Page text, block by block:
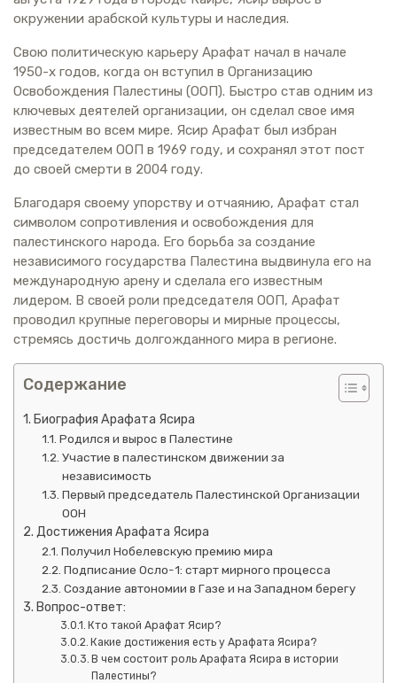
окружении арабской культуры и наследия.
Свою политическую карьеру Арафат начал в начале
1950-х годов, когда он вступил в Организацию
Освобождения Палестины (ООП). Быстро став одним из
ключевых деятелей организации, он сделал свое имя
известным во всем мире. Ясир Арафат был избран
председателем ООП в 1969 году, и сохранял этот пост
до своей смерти в 2004 году.
Благодаря своему упорству и отчаянию, Арафат стал
символом сопротивления и освобождения для
палестинского народа. Его борьба за создание
независимого государства Палестина выдвинула его на
международную арену и сделала его известным
лидером. В своей роли председателя ООП, Арафат
проводил крупные переговоры и мирные процессы,
стремясь достичь долгожданного мира в регионе.
Содержание
Биография Арафата Ясира
Родился и вырос в Палестине
Участие в палестинском движении за
независимость
Первый председатель Палестинской Организации
ООН
Достижения Арафата Ясира
Получил Нобелевскую премию мира
Подписание Осло-1: старт мирного процесса
Создание автономии в Газе и на Западном берегу
Вопрос-ответ:
Кто такой Арафат Ясир?
Какие достижения есть у Арафата Ясира?
В чем состоит роль Арафата Ясира в истории
Палестины?